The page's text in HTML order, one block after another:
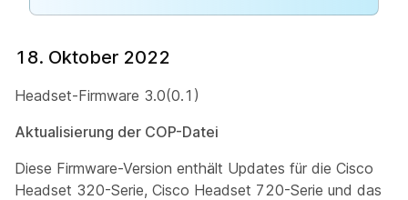
18. Oktober 2022
Headset-Firmware 3.0(0.1)
Aktualisierung der COP-Datei
Diese Firmware-Version enthält Updates für die Cisco
Headset 320-Serie, Cisco Headset 720-Serie und das